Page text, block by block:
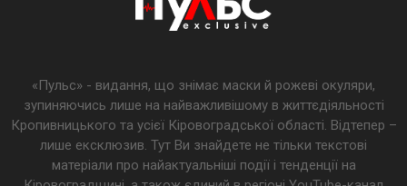
«Пульс» - видання, що знімає маски й рожеві окуляри,
зупиняючись лише на найважливішому в життєдіяльності
Кропивницького та усієї Кіровоградської області. Відтепер –
лише ексклюзив. Тут Ви знайдете не тільки текстові
матеріали про найактуальніші події і тенденції на